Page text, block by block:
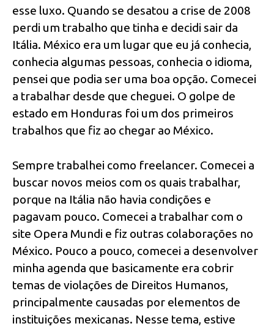
esse luxo. Quando se desatou a crise de 2008
perdi um trabalho que tinha e decidi sair da
Itália. México era um lugar que eu já conhecia,
conhecia algumas pessoas, conhecia o idioma,
pensei que podia ser uma boa opção. Comecei
a trabalhar desde que cheguei. O golpe de
estado em Honduras foi um dos primeiros
trabalhos que fiz ao chegar ao México.
Sempre trabalhei como freelancer. Comecei a
buscar novos meios com os quais trabalhar,
porque na Itália não havia condições e
pagavam pouco. Comecei a trabalhar com o
site Opera Mundi e fiz outras colaborações no
México. Pouco a pouco, comecei a desenvolver
minha agenda que basicamente era cobrir
temas de violações de Direitos Humanos,
principalmente causadas por elementos de
instituições mexicanas. Nesse tema, estive